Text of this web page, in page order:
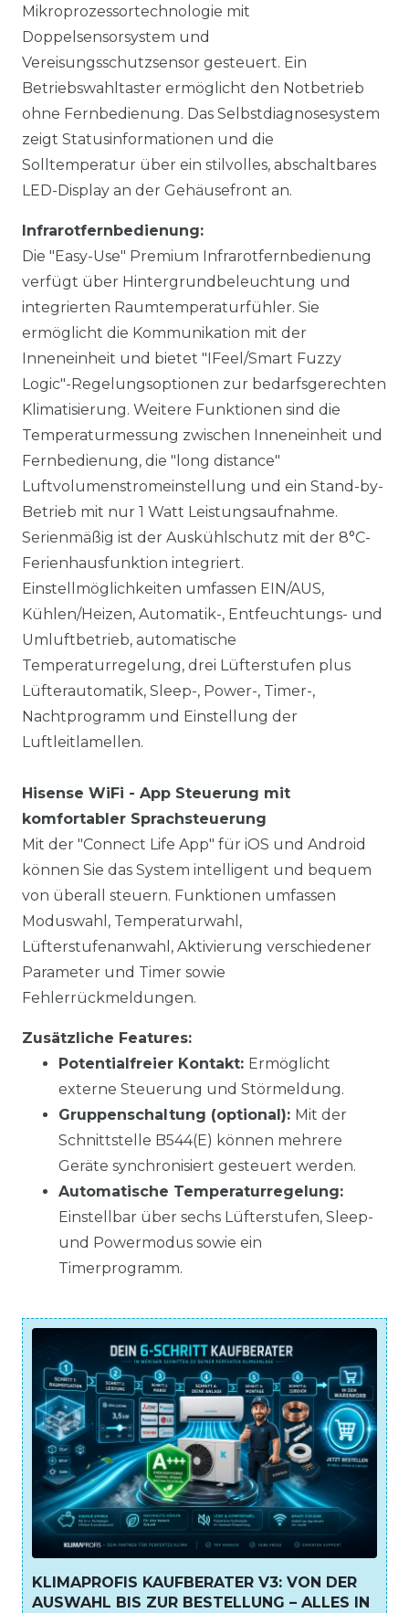
Mikroprozessortechnologie mit
Doppelsensorsystem und
Vereisungsschutzsensor gesteuert. Ein
Betriebswahltaster ermöglicht den Notbetrieb
ohne Fernbedienung. Das Selbstdiagnosesystem
zeigt Statusinformationen und die
Solltemperatur über ein stilvolles, abschaltbares
LED-Display an der Gehäusefront an.
Infrarotfernbedienung:
Die "Easy-Use" Premium Infrarotfernbedienung
verfügt über Hintergrundbeleuchtung und
integrierten Raumtemperaturfühler. Sie
ermöglicht die Kommunikation mit der
Inneneinheit und bietet "IFeel/Smart Fuzzy
Logic"-Regelungsoptionen zur bedarfsgerechten
Klimatisierung. Weitere Funktionen sind die
Temperaturmessung zwischen Inneneinheit und
Fernbedienung, die "long distance"
Luftvolumenstromeinstellung und ein Stand-by-
Betrieb mit nur 1 Watt Leistungsaufnahme.
Serienmäßig ist der Auskühlschutz mit der 8°C-
Ferienhausfunktion integriert.
Einstellmöglichkeiten umfassen EIN/AUS,
Kühlen/Heizen, Automatik-, Entfeuchtungs- und
Umluftbetrieb, automatische
Temperaturregelung, drei Lüfterstufen plus
Lüfterautomatik, Sleep-, Power-, Timer-,
Nachtprogramm und Einstellung der
Luftleitlamellen.
Hisense WiFi - App Steuerung mit
komfortabler Sprachsteuerung
Mit der "Connect Life App" für iOS und Android
können Sie das System intelligent und bequem
von überall steuern. Funktionen umfassen
Moduswahl, Temperaturwahl,
Lüfterstufenanwahl, Aktivierung verschiedener
Parameter und Timer sowie
Fehlerrückmeldungen.
Zusätzliche Features:
Potentialfreier Kontakt: Ermöglicht
externe Steuerung und Störmeldung.
Gruppenschaltung (optional): Mit der
Schnittstelle B544(E) können mehrere
Geräte synchronisiert gesteuert werden.
Automatische Temperaturregelung:
Einstellbar über sechs Lüfterstufen, Sleep-
und Powermodus sowie ein
Timerprogramm.
KLIMAPROFIS KAUFBERATER V3: VON DER
AUSWAHL BIS ZUR BESTELLUNG – ALLES IN